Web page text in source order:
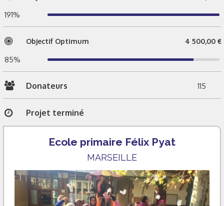
191%
Objectif Optimum 4 500,00 €
85%
Donateurs 115
Projet terminé
Ecole primaire Félix Pyat
MARSEILLE